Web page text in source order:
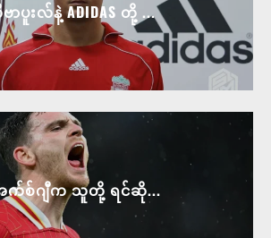
ာပူးလ်နဲ့ ADIDAS တို့ ...
က်စ်ဂျီက သူတို့ ရင်ဆို...